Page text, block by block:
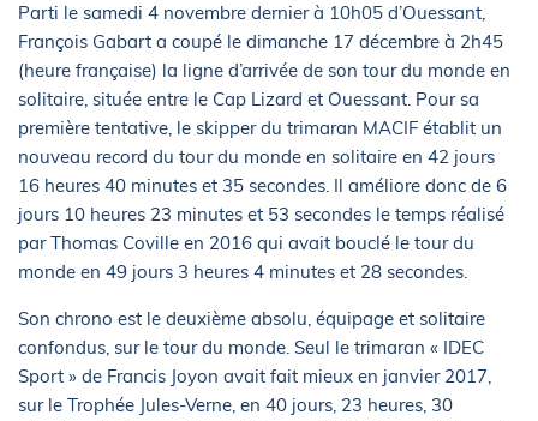
Parti le samedi 4 novembre dernier à 10h05 d’Ouessant,
François Gabart a coupé le dimanche 17 décembre à 2h45
(heure française) la ligne d’arrivée de son tour du monde en
solitaire, située entre le Cap Lizard et Ouessant. Pour sa
première tentative, le skipper du trimaran MACIF établit un
nouveau record du tour du monde en solitaire en 42 jours
16 heures 40 minutes et 35 secondes. Il améliore donc de 6
jours 10 heures 23 minutes et 53 secondes le temps réalisé
par Thomas Coville en 2016 qui avait bouclé le tour du
monde en 49 jours 3 heures 4 minutes et 28 secondes.
Son chrono est le deuxième absolu, équipage et solitaire
confondus, sur le tour du monde. Seul le trimaran « IDEC
Sport » de Francis Joyon avait fait mieux en janvier 2017,
sur le Trophée Jules-Verne, en 40 jours, 23 heures, 30